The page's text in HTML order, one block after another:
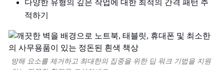
다양한 유형의 깊은 작업에 대한 최적의 간격 패턴 추
적하기
방해 요소를 제거하고 최대한의 집중을 위한 딥 워크 기법을 지원